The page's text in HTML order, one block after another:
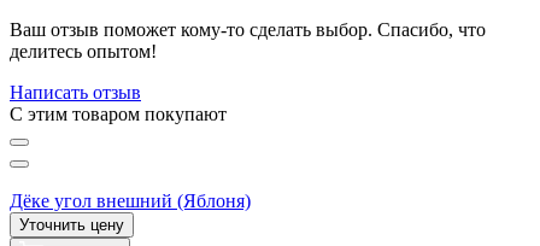
Ваш отзыв поможет кому-то сделать выбор. Спасибо, что
делитесь опытом!
Написать отзыв
C этим товаром покупают
Дёке угол внешний (Яблоня)